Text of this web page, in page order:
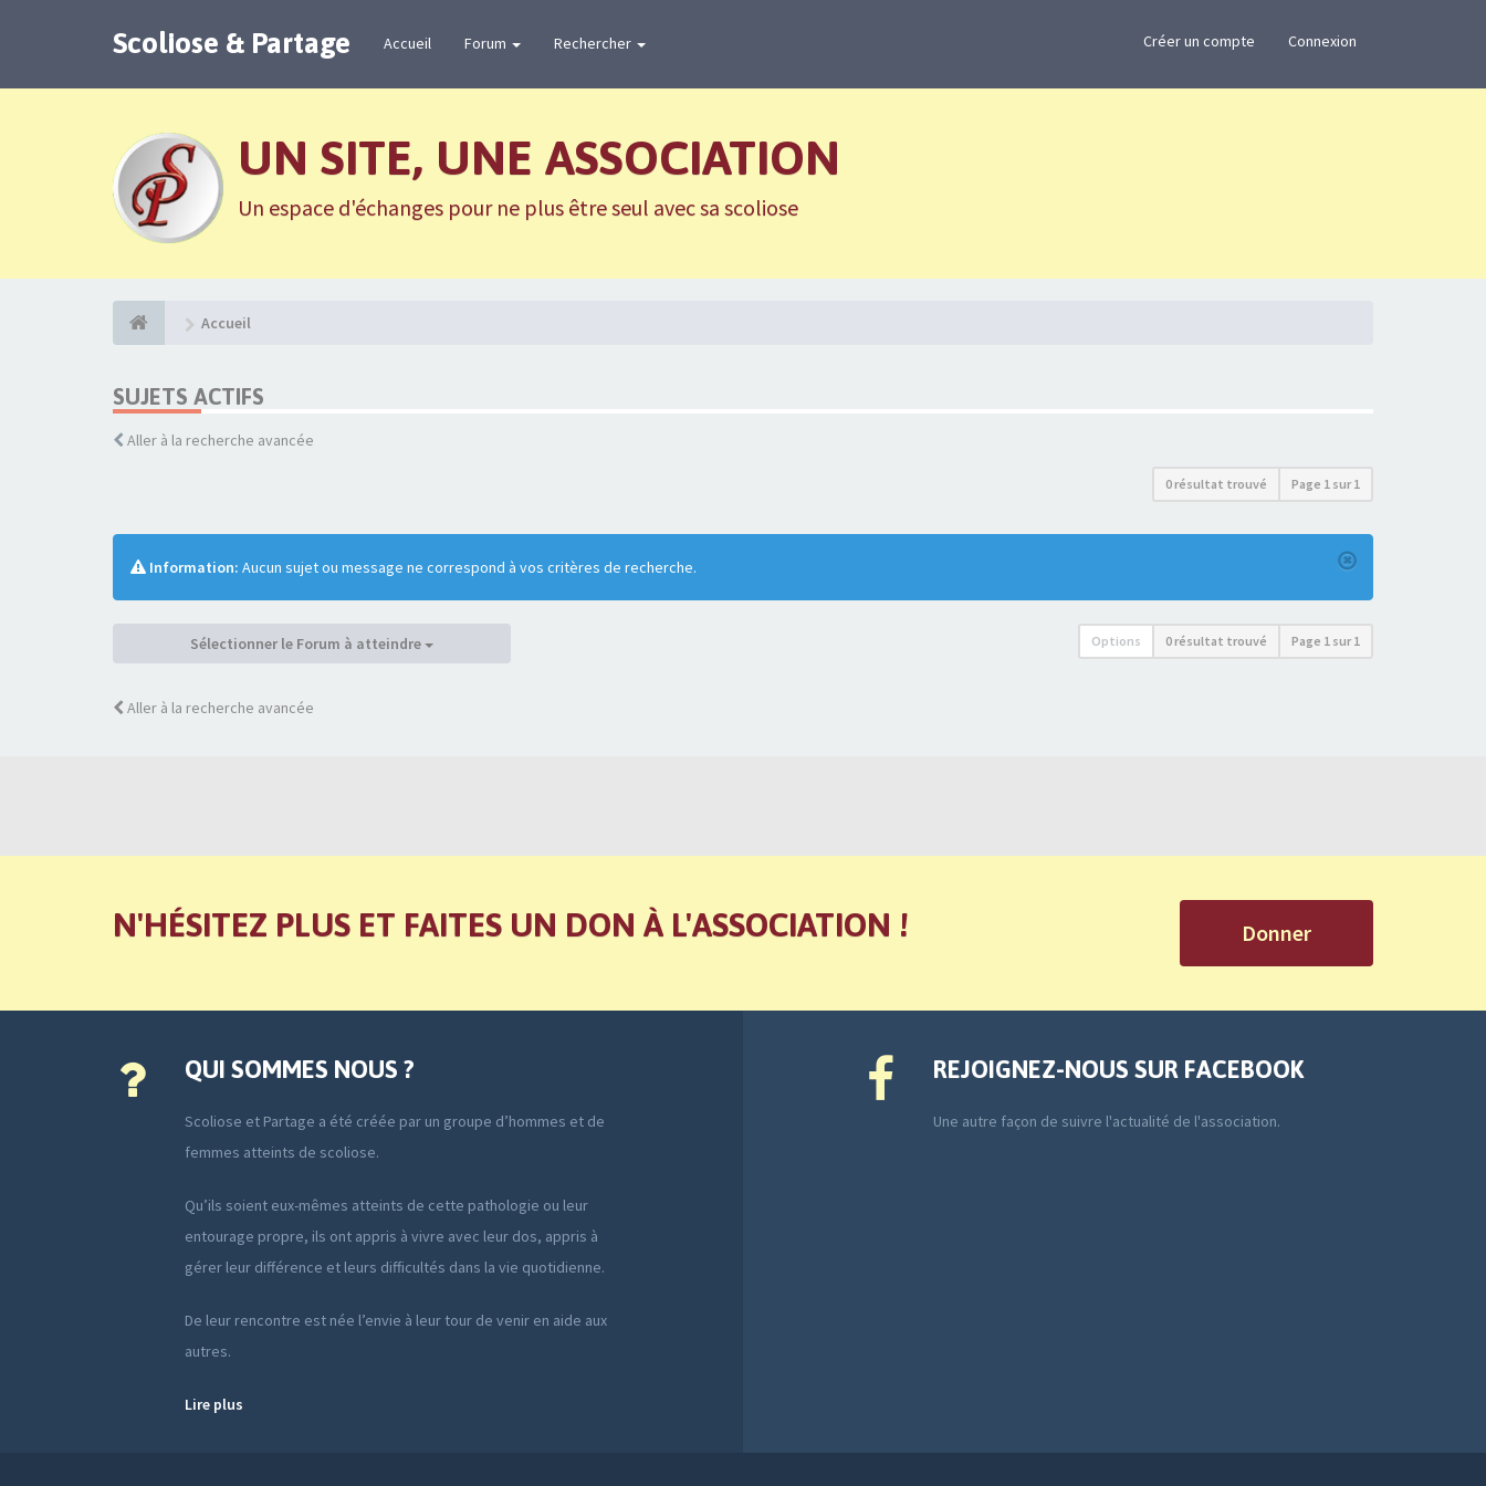
Scoliose & Partage Accueil Forum Rechercher Créer un compte Connexion
UN SITE, UNE ASSOCIATION
Un espace d'échanges pour ne plus être seul avec sa scoliose
Accueil
SUJETS ACTIFS
Aller à la recherche avancée
0 résultat trouvé Page 1 sur1
Information: Aucun sujet ou message ne correspond à vos critères de recherche.
Options 0 résultat trouvé Page 1 sur1
Sélectionner le Forum à atteindre
Aller à la recherche avancée
N'HÉSITEZ PLUS ET FAITES UN DON À L'ASSOCIATION ! Donner
QUI SOMMES NOUS ?
Scoliose et Partage a été créée par un groupe d’hommes et de
femmes atteints de scoliose.
Qu’ils soient eux-mêmes atteints de cette pathologie ou leur
entourage propre, ils ont appris à vivre avec leur dos, appris à
gérer leur différence et leurs difficultés dans la vie quotidienne.
De leur rencontre est née l’envie à leur tour de venir en aide aux
autres.
Lire plus
REJOIGNEZ-NOUS SUR FACEBOOK
Une autre façon de suivre l'actualité de l'association.